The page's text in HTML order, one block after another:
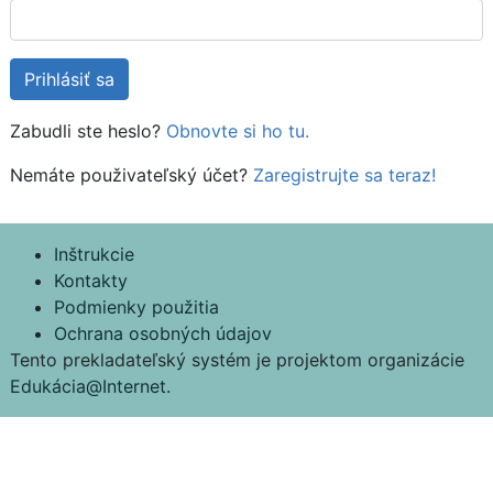
Zabudli ste heslo? Obnovte si ho tu.
Nemáte použivateľský účet? Zaregistrujte sa teraz!
Inštrukcie
Kontakty
Podmienky použitia
Ochrana osobných údajov
Tento prekladateľský systém je projektom organizácie
Edukácia@Internet.